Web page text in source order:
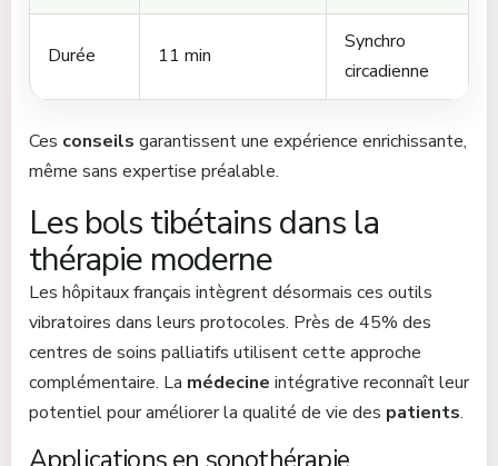
Durée 11 min
Synchro
circadienne
Ces conseils garantissent une expérience enrichissante,
même sans expertise préalable.
Les bols tibétains dans la
thérapie moderne
Les hôpitaux français intègrent désormais ces outils
vibratoires dans leurs protocoles. Près de 45% des
centres de soins palliatifs utilisent cette approche
complémentaire. La médecine intégrative reconnaît leur
potentiel pour améliorer la qualité de vie des patients.